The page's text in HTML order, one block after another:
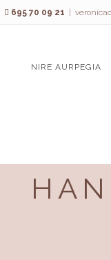
695 70 09 21
NIRE AURPEGIA